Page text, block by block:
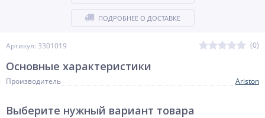
Артикул: 3301019 (0)
ПОДРОБНЕЕ О ДОСТАВКЕ
Основные характеристики
Производитель Ariston
Выберите нужный вариант товара